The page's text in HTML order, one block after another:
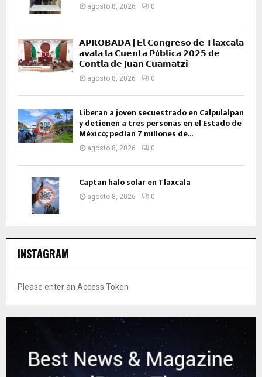
agosto 8, 2026 0
𝗔𝗣𝗥𝗢𝗕𝗔𝗗𝗔 | 𝗘𝗹 𝗖𝗼𝗻𝗴𝗿𝗲𝘀𝗼 𝗱𝗲 𝗧𝗹𝗮𝘅𝗰𝗮𝗹𝗮
𝗮𝘃𝗮𝗹𝗮 𝗹𝗮 𝗖𝘂𝗲𝗻𝘁𝗮 𝗣ú𝗯𝗹𝗶𝗰𝗮 𝟮𝟬𝟮𝟱 𝗱𝗲
𝗖𝗼𝗻𝘁𝗹𝗮 𝗱𝗲 𝗝𝘂𝗮𝗻 𝗖𝘂𝗮𝗺𝗮𝘁𝘇𝗶
agosto 8, 2026 0
Liberan a joven secuestrado en Calpulalpan
y detienen a tres personas en el Estado de
México; pedían 7 millones de...
agosto 8, 2026 0
Captan halo solar en Tlaxcala
agosto 8, 2026 0
INSTAGRAM
Please enter an Access Token